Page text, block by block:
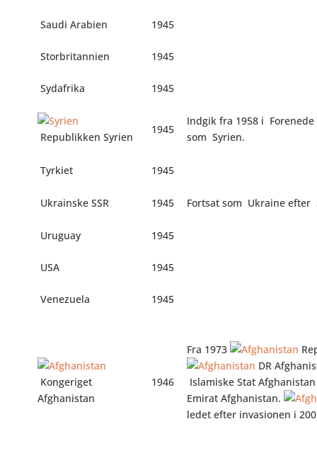
Saudi Arabien 1945
Storbritannien 1945
Sydafrika 1945
Republikken Syrien
1945
Indgik fra 1958 i
som Syrien.
Tyrkiet 1945
Ukrainske SSR 1945 Fortsat som Ukraine efter
Uruguay 1945
USA 1945
Venezuela 1945
Kongeriget
Afghanistan
1946
Fra 1973
DR
Islamiske Stat
Emirat Afghanistan.
ledet efter invasionen i